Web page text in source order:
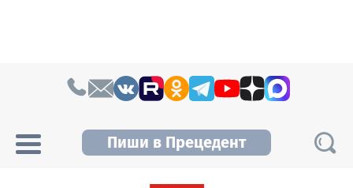
Пиши в Прецедент